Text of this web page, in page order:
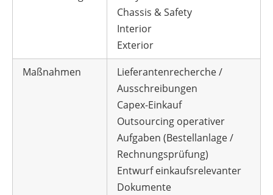
Chassis & Safety
Interior
Exterior
Maßnahmen
Lieferantenrecherche /
Ausschreibungen
Capex-Einkauf
Outsourcing operativer
Aufgaben (Bestellanlage /
Rechnungsprüfung)
Entwurf einkaufsrelevanter
Dokumente